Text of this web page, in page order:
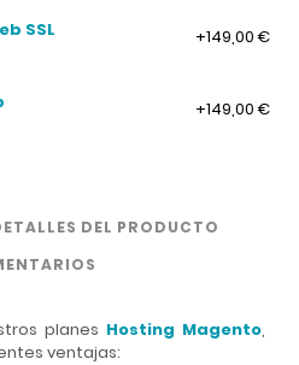
SSL +149,00 €
+149,00 €
DEL PRODUCTO
planes Hosting Magento,
ventajas: